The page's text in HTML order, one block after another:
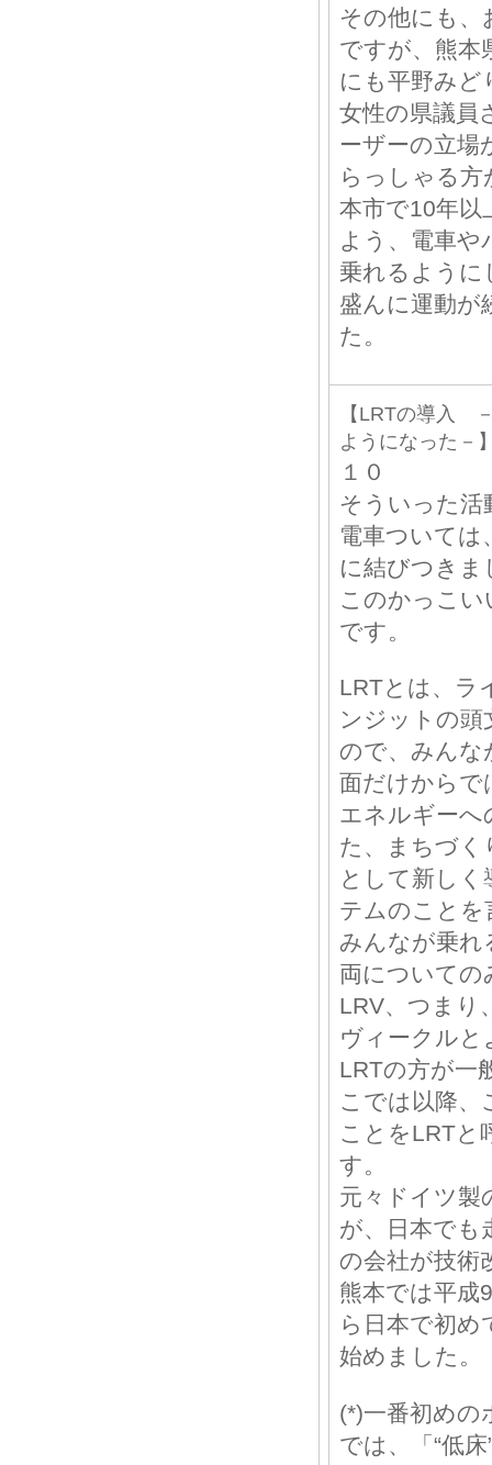
その他にも、
ですが、熊本
にも平野みど
女性の県議員
ーザーの立場
らっしゃる
本市で10年以
よう、電車
乗れるように
盛んに運動が
た。
【LRTの導入
ようになった－
１０
そういった活
電車ついては
に結びつきま
このかっこい
です。
LRTとは、ラ
ンジットの
ので、みんな
面だけからで
エネルギーへ
た、まちづく
として新し
テムのことを
みんなが乗れ
両についての
LRV、つまり
ヴィークルと
LRTの方が一
こでは以降、
ことをLRTと
す。
元々ドイツ製
が、日本でも
の会社が技術
熊本では平成
ら日本で初め
始めました。
(*)一番初めの
では、「“低